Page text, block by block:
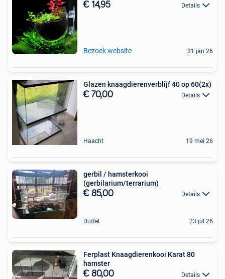
€ 14,95 Details
Bezoek website 31 jan 26
Glazen knaagdierenverblijf 40 op 60(2x)
€ 70,00 Details
Haacht 19 mei 26
gerbil / hamsterkooi
(gerbilarium/terrarium)
€ 85,00 Details
Duffel 23 jul 26
Ferplast Knaagdierenkooi Karat 80
hamster
€ 80,00 Details